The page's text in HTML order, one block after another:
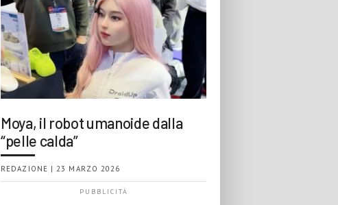
Moya, il robot umanoide dalla
“pelle calda”
REDAZIONE | 23 MARZO 2026